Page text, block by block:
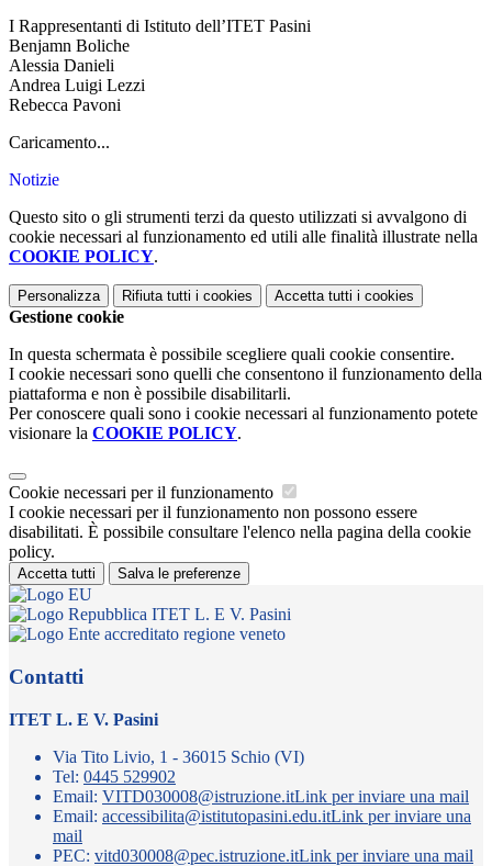
I Rappresentanti di Istituto dell’ITET Pasini
Benjamn Boliche
Alessia Danieli
Andrea Luigi Lezzi
Rebecca Pavoni
Caricamento...
Notizie
Questo sito o gli strumenti terzi da questo utilizzati si avvalgono di
cookie necessari al funzionamento ed utili alle finalità illustrate nella
COOKIE POLICY.
Personalizza Rifiuta tutti i cookies Accetta tutti i cookies
Gestione cookie
In questa schermata è possibile scegliere quali cookie consentire.
I cookie necessari sono quelli che consentono il funzionamento della
piattaforma e non è possibile disabilitarli.
Per conoscere quali sono i cookie necessari al funzionamento potete
visionare la COOKIE POLICY.
Cookie necessari per il funzionamento
I cookie necessari per il funzionamento non possono essere
disabilitati. È possibile consultare l'elenco nella pagina della cookie
policy.
Accetta tutti Salva le preferenze
ITET L. E V. Pasini
Contatti
ITET L. E V. Pasini
Via Tito Livio, 1 - 36015 Schio (VI)
Tel: 0445 529902
Email: VITD030008@istruzione.itLink per inviare una mail
Email: accessibilita@istitutopasini.edu.itLink per inviare una
mail
PEC: vitd030008@pec.istruzione.itLink per inviare una mail